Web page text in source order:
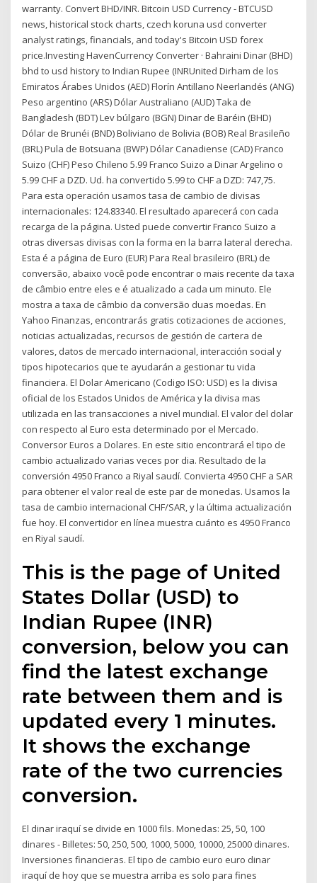
warranty. Convert BHD/INR. Bitcoin USD Currency - BTCUSD
news, historical stock charts, czech koruna usd converter
analyst ratings, financials, and today's Bitcoin USD forex
price.Investing HavenCurrency Converter · Bahraini Dinar (BHD)
bhd to usd history to Indian Rupee (INRUnited Dirham de los
Emiratos Árabes Unidos (AED) Florín Antillano Neerlandés (ANG)
Peso argentino (ARS) Dólar Australiano (AUD) Taka de
Bangladesh (BDT) Lev búlgaro (BGN) Dinar de Baréin (BHD)
Dólar de Brunéi (BND) Boliviano de Bolivia (BOB) Real Brasileño
(BRL) Pula de Botsuana (BWP) Dólar Canadiense (CAD) Franco
Suizo (CHF) Peso Chileno 5.99 Franco Suizo a Dinar Argelino o
5.99 CHF a DZD. Ud. ha convertido 5.99 to CHF a DZD: 747,75.
Para esta operación usamos tasa de cambio de divisas
internacionales: 124.83340. El resultado aparecerá con cada
recarga de la página. Usted puede convertir Franco Suizo a
otras diversas divisas con la forma en la barra lateral derecha.
Esta é a página de Euro (EUR) Para Real brasileiro (BRL) de
conversão, abaixo você pode encontrar o mais recente da taxa
de câmbio entre eles e é atualizado a cada um minuto. Ele
mostra a taxa de câmbio da conversão duas moedas. En
Yahoo Finanzas, encontrarás gratis cotizaciones de acciones,
noticias actualizadas, recursos de gestión de cartera de
valores, datos de mercado internacional, interacción social y
tipos hipotecarios que te ayudarán a gestionar tu vida
financiera. El Dolar Americano (Codigo ISO: USD) es la divisa
oficial de los Estados Unidos de América y la divisa mas
utilizada en las transacciones a nivel mundial. El valor del dolar
con respecto al Euro esta determinado por el Mercado.
Conversor Euros a Dolares. En este sitio encontrará el tipo de
cambio actualizado varias veces por dia. Resultado de la
conversión 4950 Franco a Riyal saudí. Convierta 4950 CHF a SAR
para obtener el valor real de este par de monedas. Usamos la
tasa de cambio internacional CHF/SAR, y la última actualización
fue hoy. El convertidor en línea muestra cuánto es 4950 Franco
en Riyal saudí.
This is the page of United
States Dollar (USD) to
Indian Rupee (INR)
conversion, below you can
find the latest exchange
rate between them and is
updated every 1 minutes.
It shows the exchange
rate of the two currencies
conversion.
El dinar iraquí se divide en 1000 fils. Monedas: 25, 50, 100
dinares - Billetes: 50, 250, 500, 1000, 5000, 10000, 25000 dinares.
Inversiones financieras. El tipo de cambio euro euro dinar
iraquí de hoy que se muestra arriba es solo para fines